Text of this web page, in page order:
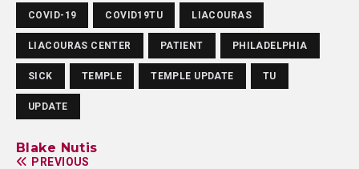
COVID-19 COVID19TU LIACOURAS
LIACOURAS CENTER PATIENT PHILADELPHIA
SICK TEMPLE TEMPLE UPDATE TU
UPDATE
Blake Nutis
PREVIOUS